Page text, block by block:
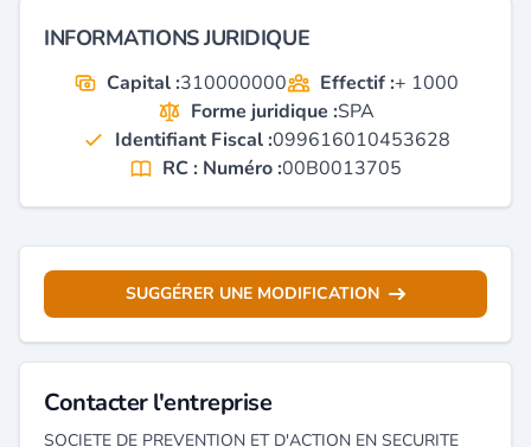
INFORMATIONS JURIDIQUE
Capital :310000000 Effectif :+ 1000
Forme juridique :SPA
Identifiant Fiscal :099616010453628
RC : Numéro :00B0013705
SUGGÉRER UNE MODIFICATION
Contacter l'entreprise
SOCIETE DE PREVENTION ET D'ACTION EN SECURITE